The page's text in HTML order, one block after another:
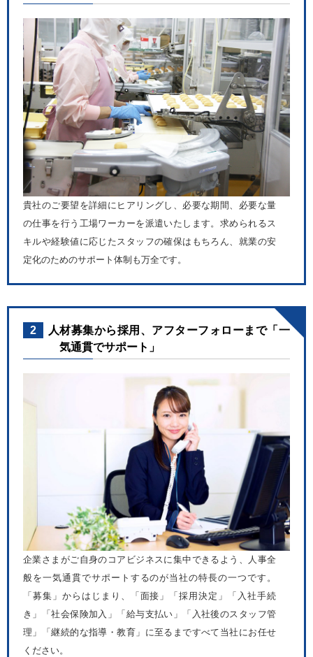
貴社のご要望を詳細にヒアリングし、必要な期間、必要な量
の仕事を行う工場ワーカーを派遣いたします。求められるス
キルや経験値に応じたスタッフの確保はもちろん、就業の安
定化のためのサポート体制も万全です。
2
人材募集から採用、アフターフォローまで「一
気通貫でサポート」
企業さまがご自身のコアビジネスに集中できるよう、人事全
般を一気通貫でサポートするのが当社の特長の一つです。
「募集」からはじまり、「面接」「採用決定」「入社手続
き」「社会保険加入」「給与支払い」「入社後のスタッフ管
理」「継続的な指導・教育」に至るまですべて当社にお任せ
ください。